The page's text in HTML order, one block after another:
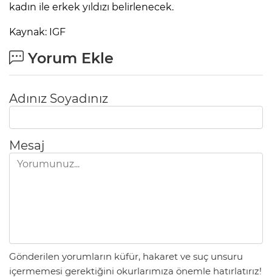
kadın ile erkek yıldızı belirlenecek.
Kaynak: IGF
Yorum Ekle
Adınız Soyadınız
Mesaj
Gönderilen yorumların küfür, hakaret ve suç unsuru
içermemesi gerektiğini okurlarımıza önemle hatırlatırız!